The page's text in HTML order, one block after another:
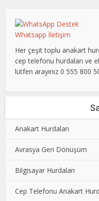
Whatsapp İletişim
Her çeşit toplu anakart
cep telefonu hurdaları ve
lütfen arayınız 0 555 800
Anakart Hurdaları
Avrasya Geri Dönüşüm
Bilgisayar Hurdaları
Cep Telefonu Anakart